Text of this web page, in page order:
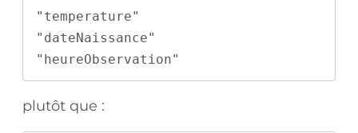
"temperature"
"dateNaissance"
"heureObservation"
plutôt que :